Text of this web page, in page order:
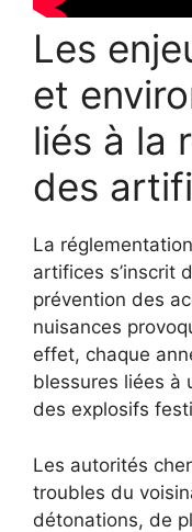
Les
et
liés à la
des
La
artifices s’inscrit
prévention des
nuisances
effet, chaque
blessures liées à
des explosifs
Les autorités
troubles du
détonations, de